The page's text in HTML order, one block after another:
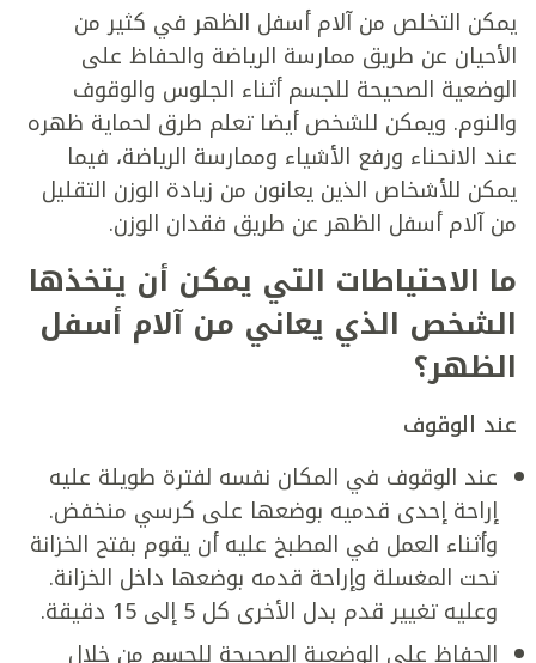
يمكن التخلص من آلام أسفل الظهر في كثير من
الأحيان عن طريق ممارسة الرياضة والحفاظ على
الوضعية الصحيحة للجسم أثناء الجلوس والوقوف
والنوم. ويمكن للشخص أيضا تعلم طرق لحماية ظهره
عند الانحناء ورفع الأشياء وممارسة الرياضة، فيما
يمكن للأشخاص الذين يعانون من زيادة الوزن التقليل
من آلام أسفل الظهر عن طريق فقدان الوزن.
ما الاحتياطات التي يمكن أن يتخذها
الشخص الذي يعاني من آلام أسفل
الظهر؟
عند الوقوف
عند الوقوف في المكان نفسه لفترة طويلة عليه
إراحة إحدى قدميه بوضعها على كرسي منخفض.
وأثناء العمل في المطبخ عليه أن يقوم بفتح الخزانة
تحت المغسلة وإراحة قدمه بوضعها داخل الخزانة.
وعليه تغيير قدم بدل الأخرى كل 5 إلى 15 دقيقة.
الحفاظ على الوضعية الصحيحة للجسم من خلال